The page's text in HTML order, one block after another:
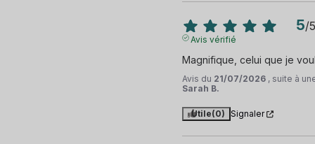
5/5
Avis vérifié
Magnifique, celui que je
Avis du 21/07/2026 , suite à
Sarah B.
Utile(0) Signaler